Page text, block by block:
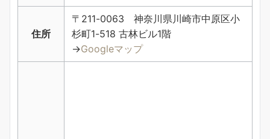
住所
〒211-0063 神奈川県川崎市中原区小
杉町1-518 古林ビル1階
→Googleマップ